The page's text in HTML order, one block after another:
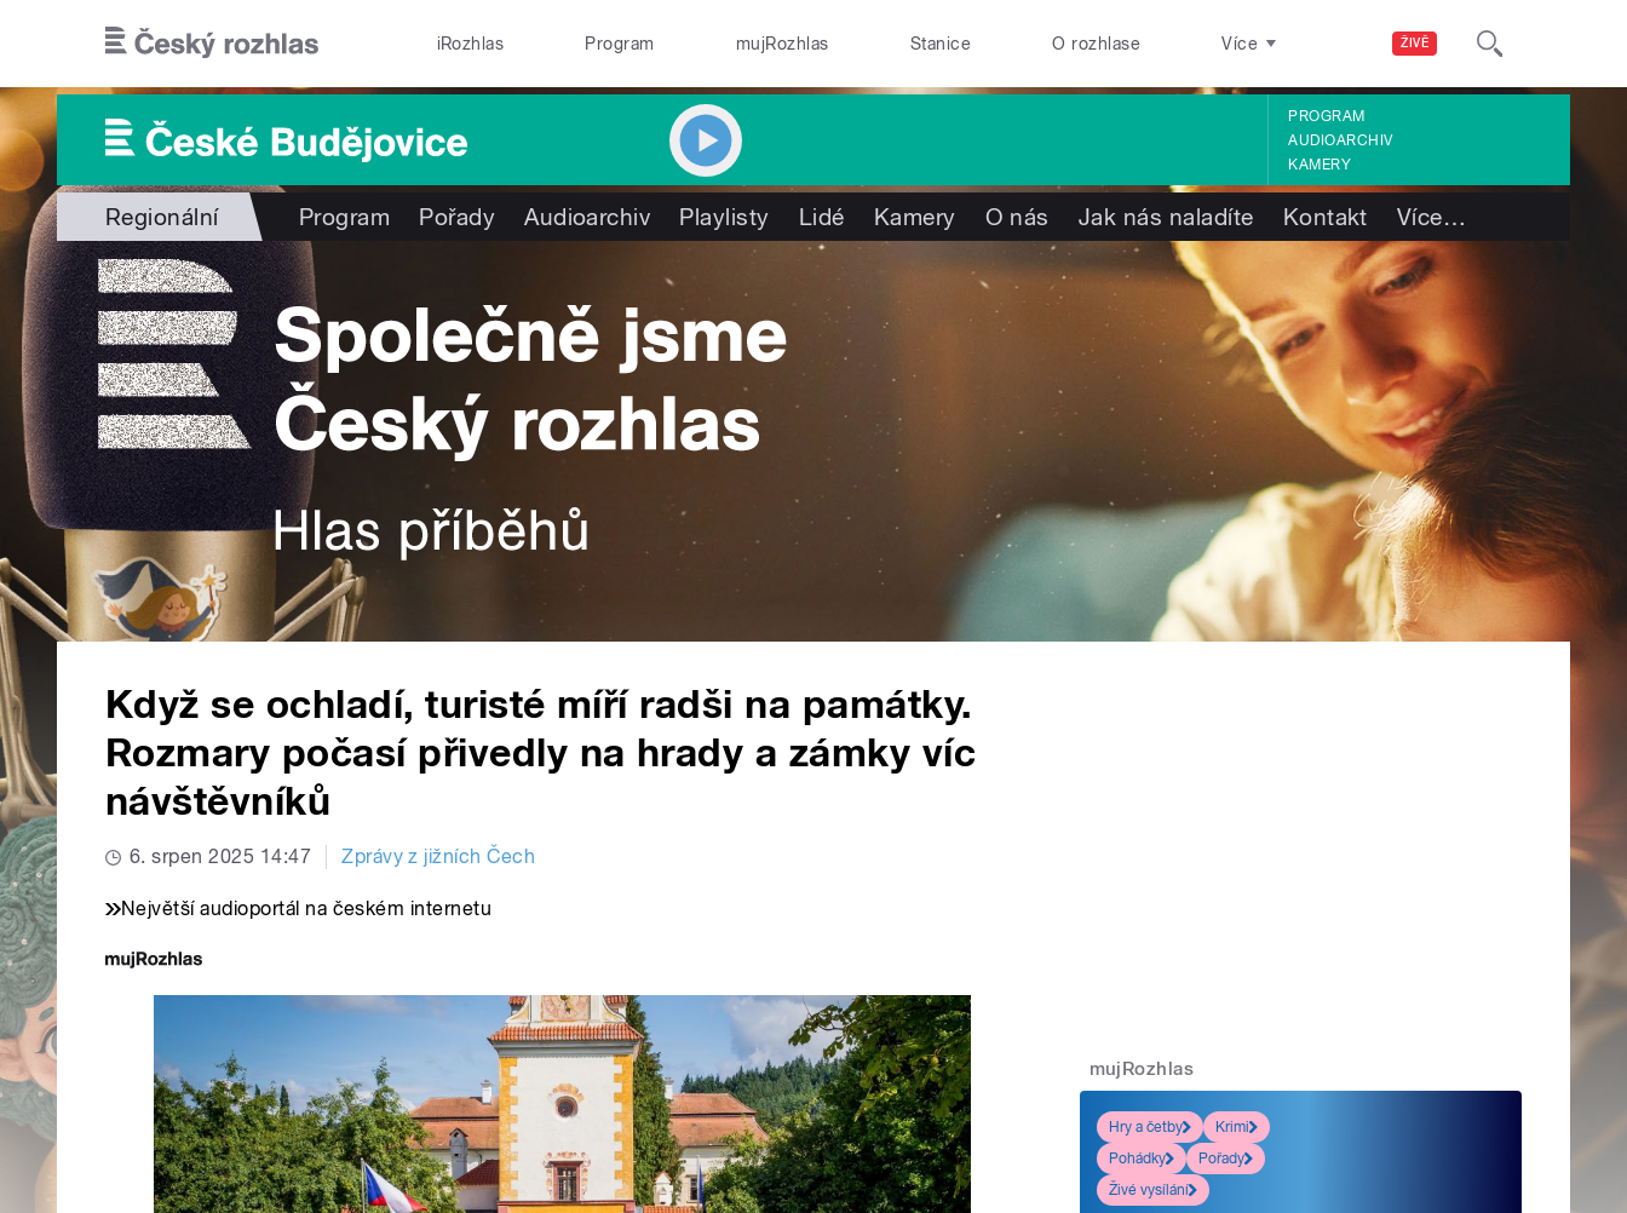
ŽIVĚ
iRozhlas Program mujRozhlas Stanice O rozhlase Více
PROGRAM
AUDIOARCHIV
KAMERY
Regionální Program Pořady Audioarchiv Playlisty Lidé Kamery O nás Jak nás naladíte Kontakt Více…
Když se ochladí, turisté míří radši na památky.
Rozmary počasí přivedly na hrady a zámky víc
návštěvníků
6. srpen 2025 14:47 Zprávy z jižních Čech
Největší audioportál na českém internetu
mujRozhlas
Hry a četby
Krimi
Pohádky
Pořady
Živé vysílání